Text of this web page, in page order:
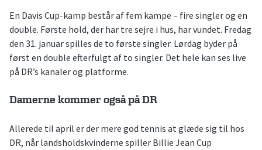
En Davis Cup-kamp består af fem kampe – fire singler og en
double. Første hold, der har tre sejre i hus, har vundet. Fredag
den 31. januar spilles de to første singler. Lørdag byder på
først en double efterfulgt af to singler. Det hele kan ses live
på DR’s kanaler og platforme.
Damerne kommer også på DR
Allerede til april er der mere god tennis at glæde sig til hos
DR, når landsholdskvinderne spiller Billie Jean Cup